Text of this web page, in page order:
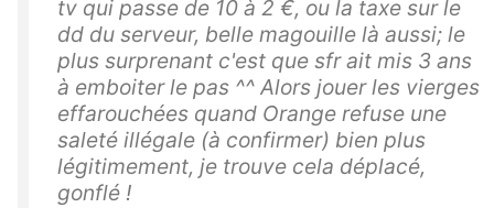
tv qui passe de 10 à 2 €, ou la taxe sur le
dd du serveur, belle magouille là aussi; le
plus surprenant c'est que sfr ait mis 3 ans
à emboiter le pas ^^ Alors jouer les vierges
effarouchées quand Orange refuse une
saleté illégale (à confirmer) bien plus
légitimement, je trouve cela déplacé,
gonflé !